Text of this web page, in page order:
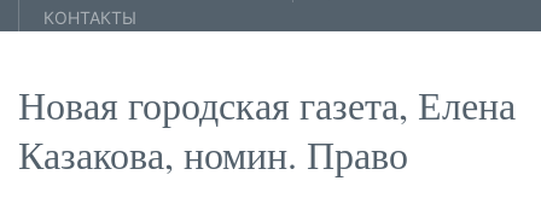
КОНТАКТЫ
Новая городская газета, Елена
Казакова, номин. Право